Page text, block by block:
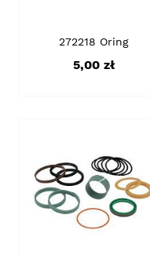
272218 Oring
Cena
5,00 zł